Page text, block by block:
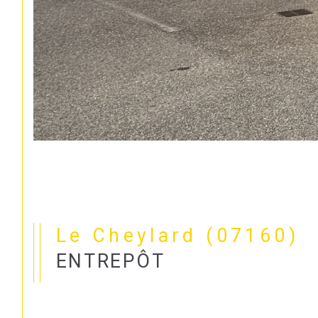
Le Cheylard (07160)
ENTREPÔT